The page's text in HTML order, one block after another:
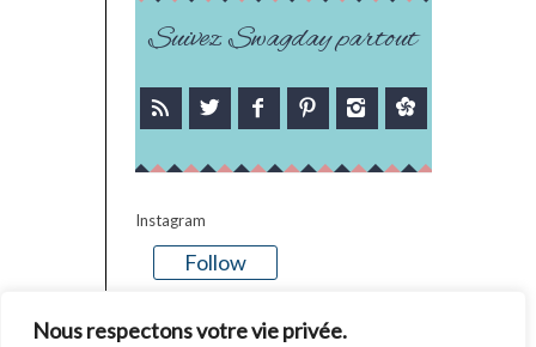
Nous respectons votre vie privée.
Suivez Swagday partout
Instagram
Follow